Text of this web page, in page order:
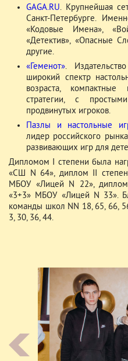
GAGA.RU. Крупнейшая
Санкт-Петербурге.
«Кодовые Имена»,
«Детектив», «Опасные
другие.
«Геменот».
широкий спектр
возраста,
стратегии, с
продвинутых игроков.
Пазлы и настольные
лидер российского
развивающих игр для
Дипломом I степени была
«СШ N 64», диплом II
МБОУ «Лицей N 22»,
«3+3» МБОУ «Лицей N 33».
команды школ NN 18, 65, 66,
3, 30, 36, 44.